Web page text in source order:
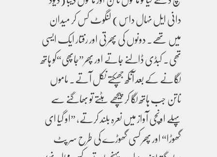
دانی ایل نہال داس) لنگوٹ کس کر میدان
میں تھے۔ دونوں کی پھرتی اور رفتار ایک ایسی
تھی۔ کبڈی ڈالنے جاتے اور پھر”جاپھی“کو ہاتھ
لگانے کے بعد آنکھ جھپکتے نکل آتے۔ ماموں
ناتن جب ہاتھ لگا کر پیچھے ہٹتے تو بھاگنے سے
پہلے اونچی آواز میں نعرہ بلند کرتے، ”او گیا ای
گھوڑا“ اور پھر کسی گھوڑے کی طرح سر پٹ